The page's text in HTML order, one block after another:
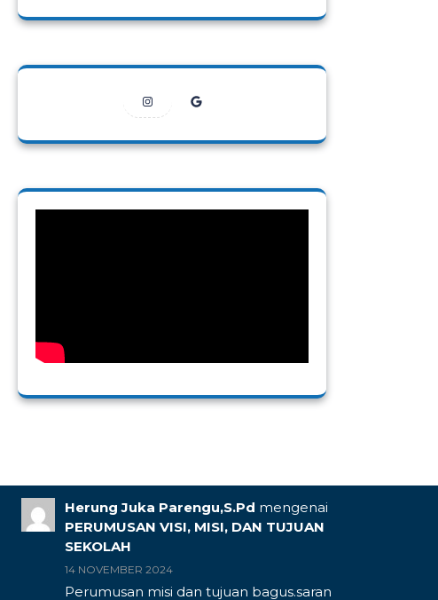
InstagramGoogle
Herung Juka Parengu,S.Pd mengenai
PERUMUSAN VISI, MISI, DAN TUJUAN
SEKOLAH
14 NOVEMBER 2024
Perumusan misi dan tujuan bagus.saran